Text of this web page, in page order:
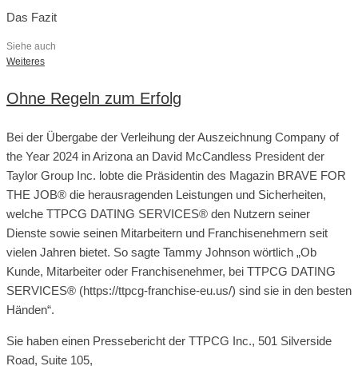
Das Fazit
Siehe auch
Weiteres
Ohne Regeln zum Erfolg
Bei der Übergabe der Verleihung der Auszeichnung Company of
the Year 2024 in Arizona an David McCandless President der
Taylor Group Inc. lobte die Präsidentin des Magazin BRAVE FOR
THE JOB® die herausragenden Leistungen und Sicherheiten,
welche TTPCG DATING SERVICES® den Nutzern seiner
Dienste sowie seinen Mitarbeitern und Franchisenehmern seit
vielen Jahren bietet. So sagte Tammy Johnson wörtlich „Ob
Kunde, Mitarbeiter oder Franchisenehmer, bei TTPCG DATING
SERVICES® (https://ttpcg-franchise-eu.us/) sind sie in den besten
Händen“.
Sie haben einen Pressebericht der TTPCG Inc., 501 Silverside
Road, Suite 105,